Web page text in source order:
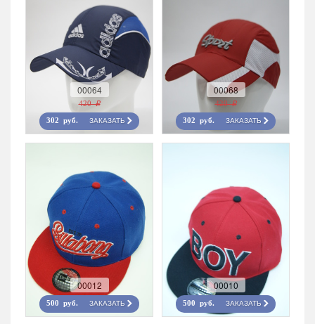
00064
420 r
302 руб. ЗАКАЗАТЬ
00068
420 r
302 руб. ЗАКАЗАТЬ
00012
500 руб. ЗАКАЗАТЬ
00010
500 руб. ЗАКАЗАТЬ